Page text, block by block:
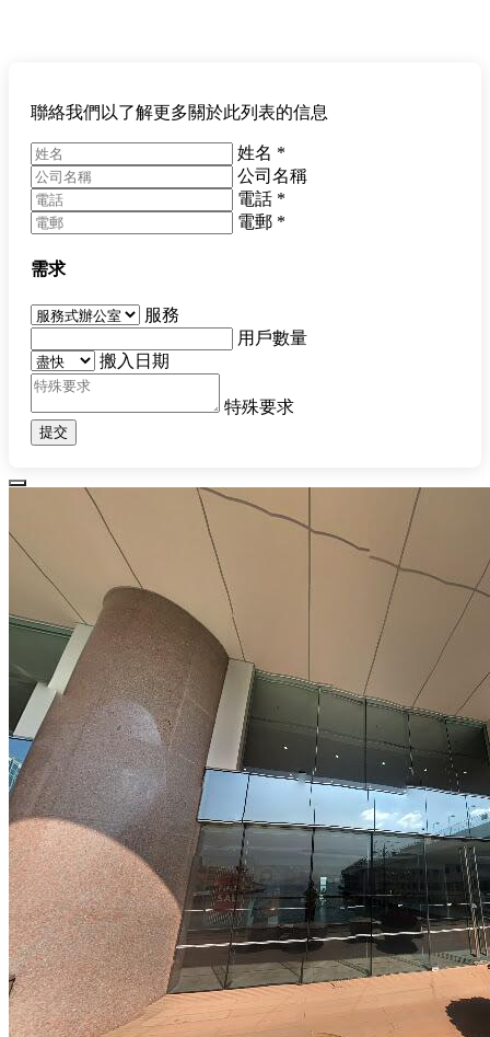
聯絡我們以了解更多關於此列表的信息
姓名 *
公司名稱
電話 *
電郵 *
需求
服務
用戶數量
搬入日期
特殊要求
提交